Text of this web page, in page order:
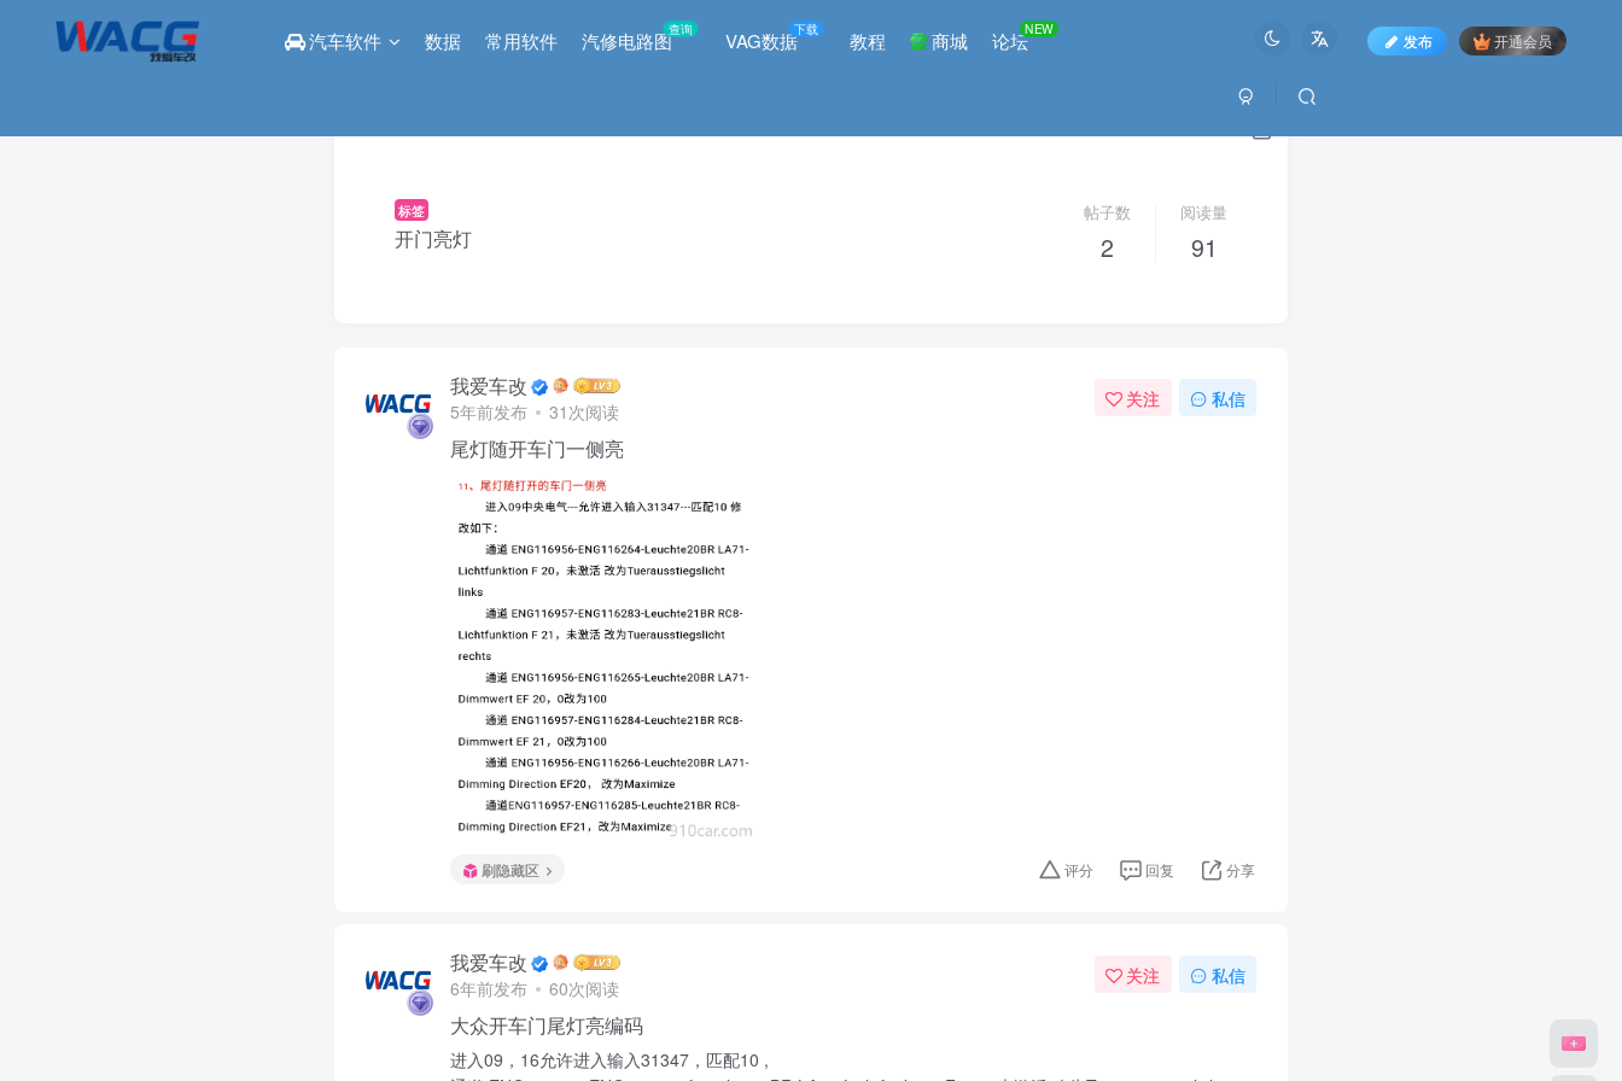
汽车软件 数据 常用软件 汽修电路图查询 VAG数据下载 教程 商城 论坛NEW
发布 开通会员
标签
开门亮灯
帖子数
2
阅读量
91
我爱车改
5年前发布 31次阅读
关注 私信
尾灯随开车门一侧亮
刷隐藏区 评分 回复 分享
我爱车改
6年前发布 60次阅读
关注 私信
大众开车门尾灯亮编码
进入09，16允许进入输入31347，匹配10 ,